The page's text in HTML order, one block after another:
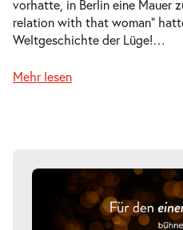
vorhatte, in Berlin eine Mauer
relation with that woman“
Weltgeschichte der Lüge!…
Mehr lesen